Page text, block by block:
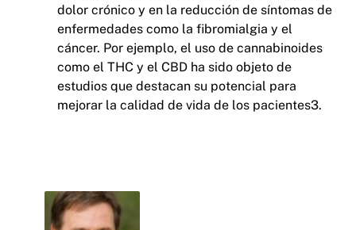
dolor crónico y en la reducción de síntomas de
enfermedades como la fibromialgia y el
cáncer. Por ejemplo, el uso de cannabinoides
como el THC y el CBD ha sido objeto de
estudios que destacan su potencial para
mejorar la calidad de vida de los pacientes3.